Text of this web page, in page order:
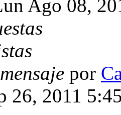
Ago 08,
por
26, 2011